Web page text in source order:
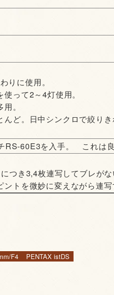
りに使用。
って2～4灯使用。
。
ど。日中シンクロで絞り
RS-60E3を入手。 これは良
つき3,4枚連写してブレがな
トを微妙に変えながら連写
F4 PENTAX istDS